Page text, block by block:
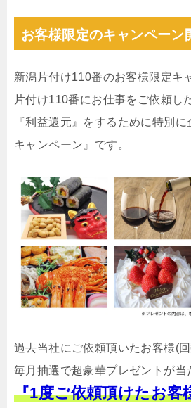
お客様限定のキャンペーン
新潟片付け110番のお客様限定キ
片付け110番にお仕事をご依頼し
『利益還元』をするために特別
キャンペーン』です。
過去当社にご依頼頂いたお客様(
毎月抽選で超豪華プレゼントが当
『1度ご依頼頂けたお客